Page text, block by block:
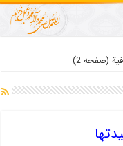
(صفحه 2)